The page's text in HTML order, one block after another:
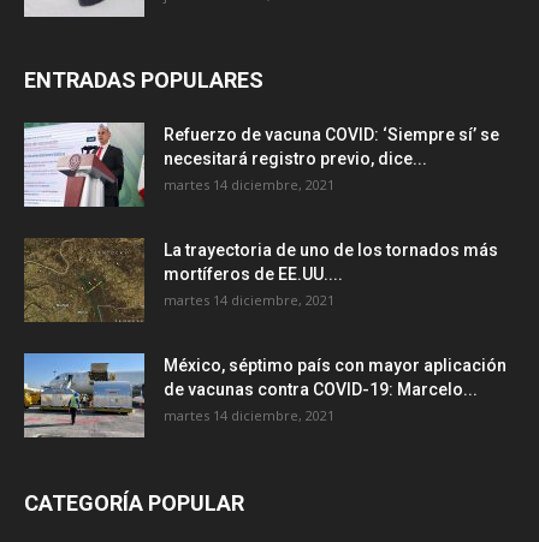
ENTRADAS POPULARES
Refuerzo de vacuna COVID: ‘Siempre sí’ se
necesitará registro previo, dice...
martes 14 diciembre, 2021
La trayectoria de uno de los tornados más
mortíferos de EE.UU....
martes 14 diciembre, 2021
México, séptimo país con mayor aplicación
de vacunas contra COVID-19: Marcelo...
martes 14 diciembre, 2021
CATEGORÍA POPULAR